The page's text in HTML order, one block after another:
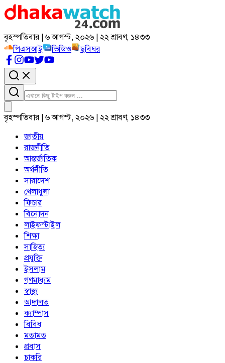
বৃহস্পতিবার | ৬ আগস্ট, ২০২৬ | ২২ শ্রাবণ, ১৪৩৩
পিএসআই
ভিডিও ছবিঘর
বৃহস্পতিবার | ৬ আগস্ট, ২০২৬ | ২২ শ্রাবণ, ১৪৩৩
জাতীয়
রাজনীতি
আন্তর্জাতিক
অর্থনীতি
সারাদেশ
খেলাধুলা
ফিচার
বিনোদন
লাইফস্টাইল
শিক্ষা
সাহিত্য
প্রযুক্তি
ইসলাম
গণমাধ্যম
স্বাস্থ্য
আদালত
ক্যাম্পাস
বিবিধ
মতামত
প্রবাস
চাকরি